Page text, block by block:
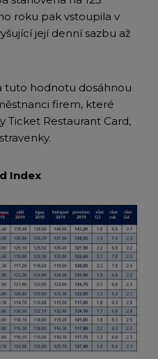
roku pak vstoupila v
její denní sazbu až
tuto hodnotu dosáhnou
firem, které
Ticket Restaurant Card,
Index